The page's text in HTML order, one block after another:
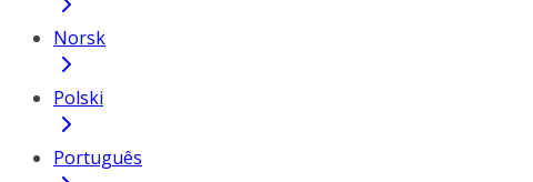
Norsk
Polski
Português